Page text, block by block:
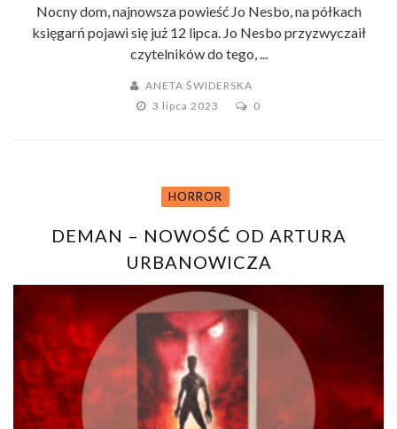
Nocny dom, najnowsza powieść Jo Nesbo, na półkach
księgarń pojawi się już 12 lipca. Jo Nesbo przyzwyczaił
czytelników do tego, ...
ANETA ŚWIDERSKA
3 lipca 2023
0
HORROR
DEMAN – NOWOŚĆ OD ARTURA
URBANOWICZA